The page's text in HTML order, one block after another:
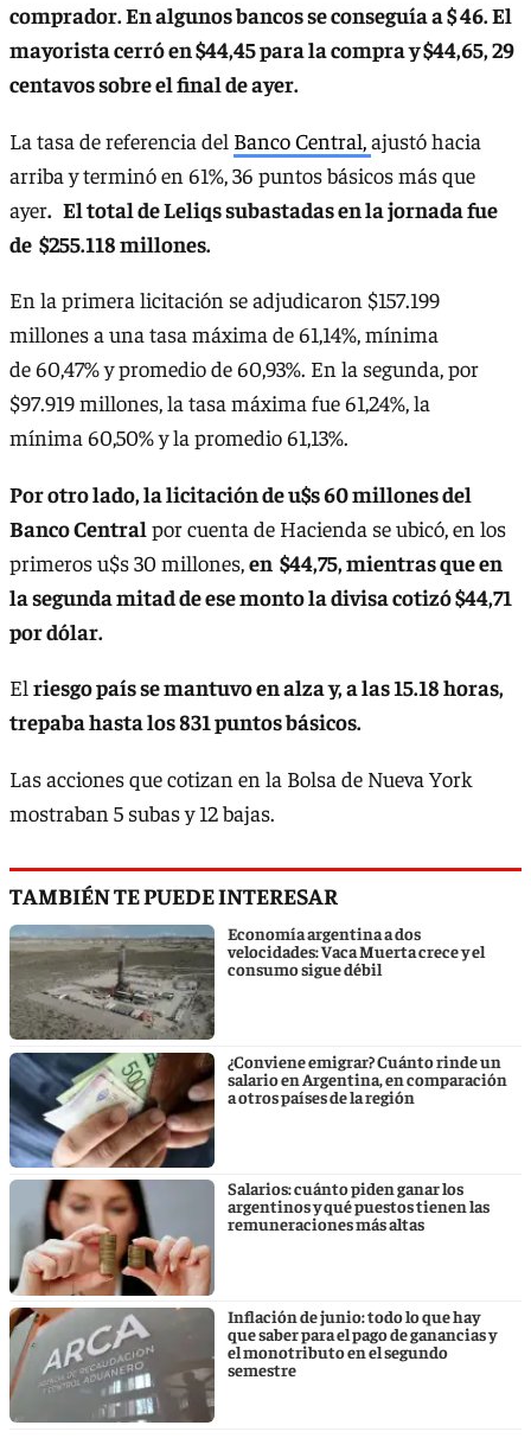
comprador. En algunos bancos se conseguía a $ 46. El
mayorista cerró en $44,45 para la compra y $44,65, 29
centavos sobre el final de ayer.
La tasa de referencia del Banco Central,ajustó hacia
arriba y terminó en 61%, 36 puntos básicos más que
ayer. El total de Leliqs subastadas en la jornada fue
de $255.118 millones.
En la primera licitación se adjudicaron $157.199
millones a una tasa máxima de 61,14%, mínima
de 60,47% y promedio de 60,93%. En la segunda, por
$97.919 millones, la tasa máxima fue 61,24%, la
mínima 60,50% y la promedio 61,13%.
Por otro lado, la licitación de u$s 60 millones del
Banco Central por cuenta de Hacienda se ubicó, en los
primeros u$s 30 millones,en $44,75, mientras que en
la segunda mitad de ese monto la divisa cotizó $44,71
por dólar.
El riesgo país se mantuvo en alza y, a las 15.18 horas,
trepaba hasta los 831 puntos básicos.
Las acciones que cotizan en la Bolsa de Nueva York
mostraban 5 subas y 12 bajas.
TAMBIÉN TE PUEDE INTERESAR
Economía argentina a dos
velocidades: Vaca Muerta crece y el
consumo sigue débil
¿Conviene emigrar? Cuánto rinde un
salario en Argentina, en comparación
a otros países de la región
Salarios: cuánto piden ganar los
argentinos y qué puestos tienen las
remuneraciones más altas
Inflación de junio: todo lo que hay
que saber para el pago de ganancias y
el monotributo en el segundo
semestre